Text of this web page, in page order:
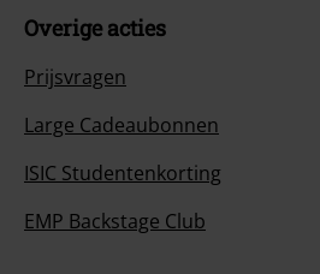
Overige acties
Prijsvragen
Large Cadeaubonnen
ISIC Studentenkorting
EMP Backstage Club